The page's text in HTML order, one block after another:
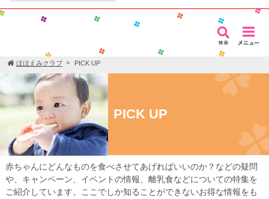
ほほえみクラブ PICK UP
PICK UP
赤ちゃんにどんなものを食べさせてあげればいいのか？などの疑問
や、キャンペーン、イベントの情報、離乳食などについての特集を
ご紹介しています。ここでしか知ることができないお得な情報をも